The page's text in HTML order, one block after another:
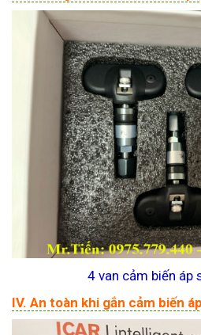
4 van cảm biến áp
IV. An toàn khi gắn cảm biến